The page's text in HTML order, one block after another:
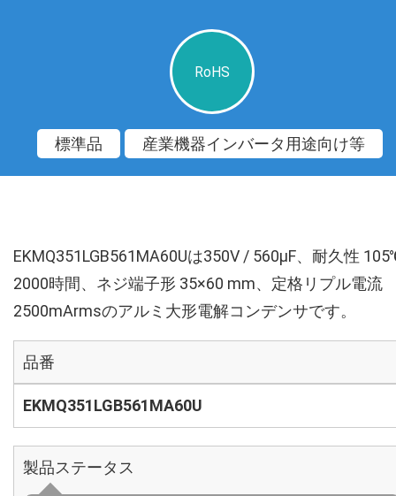
RoHS
標準品 産業機器インバータ用途向け等
EKMQ351LGB561MA60Uは350V / 560µF、耐久性
2000時間、ネジ端子形 35×60 mm、定格リプル電流
2500mArmsのアルミ大形電解コンデンサです。
品番
EKMQ351LGB561MA60U
製品ステータス